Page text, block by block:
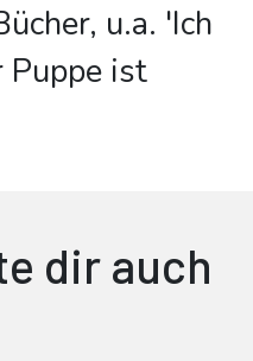
u.a. 'Ich
Puppe ist
dir auch